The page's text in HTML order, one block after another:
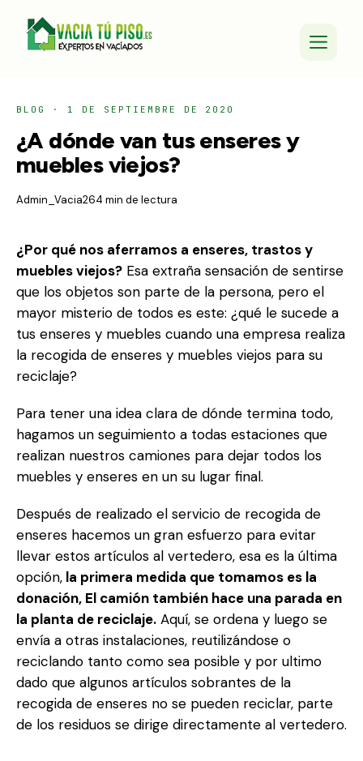
BLOG · 1 DE SEPTIEMBRE DE 2020
¿A dónde van tus enseres y
muebles viejos?
Admin_Vacia264 min de lectura
¿Por qué nos aferramos a enseres, trastos y
muebles viejos? Esa extraña sensación de sentirse
que los objetos son parte de la persona, pero el
mayor misterio de todos es este: ¿qué le sucede a
tus enseres y muebles cuando una empresa realiza
la recogida de enseres y muebles viejos para su
reciclaje?
Para tener una idea clara de dónde termina todo,
hagamos un seguimiento a todas estaciones que
realizan nuestros camiones para dejar todos los
muebles y enseres en un su lugar final.
Después de realizado el servicio de recogida de
enseres hacemos un gran esfuerzo para evitar
llevar estos artículos al vertedero, esa es la última
opción, la primera medida que tomamos es la
donación, El camión también hace una parada en
la planta de reciclaje. Aquí, se ordena y luego se
envía a otras instalaciones, reutilizándose o
reciclando tanto como sea posible y por ultimo
dado que algunos artículos sobrantes de la
recogida de enseres no se pueden reciclar, parte
de los residuos se dirige directamente al vertedero.